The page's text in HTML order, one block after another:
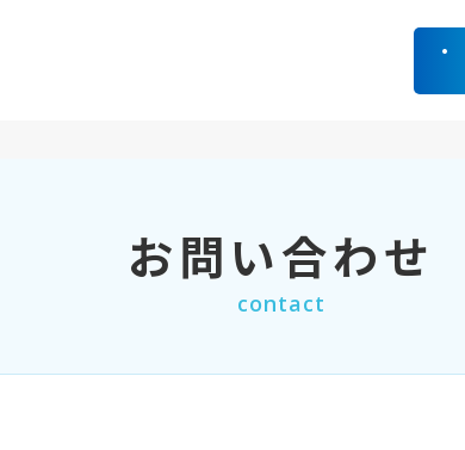
お問い合わせ
contact